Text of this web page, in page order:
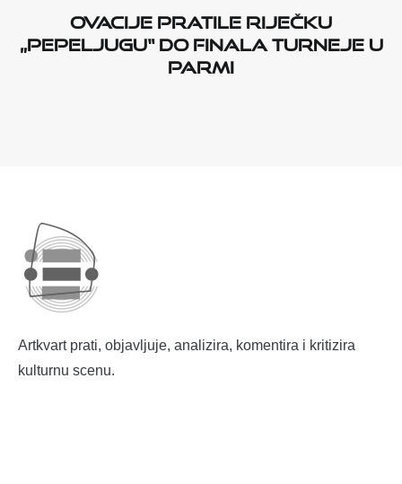
Ovacije pratile riječku
„Pepeljugu“ do finala turneje u
Parmi
Artkvart prati, objavljuje, analizira, komentira i kritizira
kulturnu scenu.